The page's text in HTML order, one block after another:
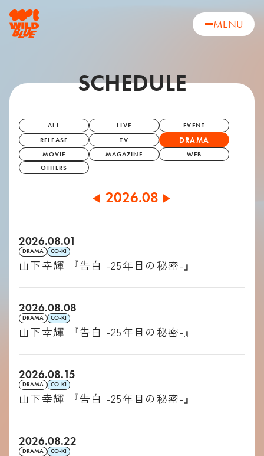
MENU
SCHEDULE
ALL LIVE
EVENT
RELEASE
TV DRAMA
MOVIE MAGAZINE
WEB
OTHERS
◀ 2026.08 ▶
2026.08.01
DRAMA CO-KI
山下幸輝 『告白 -25年目の秘密-』
2026.08.08
DRAMA CO-KI
山下幸輝 『告白 -25年目の秘密-』
2026.08.15
DRAMA CO-KI
山下幸輝 『告白 -25年目の秘密-』
2026.08.22
DRAMA CO-KI